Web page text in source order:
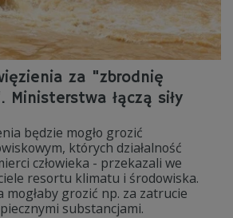
za "zbrodnię
Ministerstwa łączą siły
będzie mogło grozić
których działalność
człowieka - przekazali we
resortu klimatu i środowiska.
mogłaby grozić np. za zatrucie
substancjami.